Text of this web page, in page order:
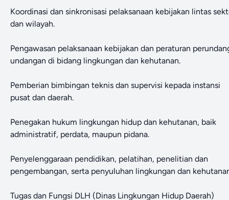
Koordinasi dan sinkronisasi pelaksanaan kebijakan lintas
dan wilayah.
Pengawasan pelaksanaan kebijakan dan peraturan
undangan di bidang lingkungan dan kehutanan.
Pemberian bimbingan teknis dan supervisi kepada instansi
pusat dan daerah.
Penegakan hukum lingkungan hidup dan kehutanan, baik
administratif, perdata, maupun pidana.
Penyelenggaraan pendidikan, pelatihan, penelitian dan
pengembangan, serta penyuluhan lingkungan dan
Tugas dan Fungsi DLH (Dinas Lingkungan Hidup Daerah)